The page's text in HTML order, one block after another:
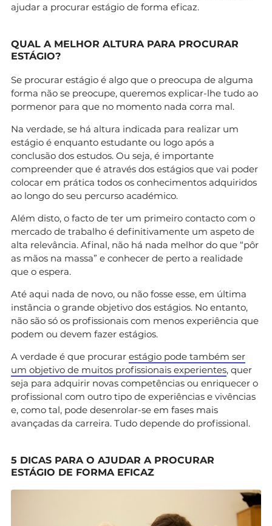
ajudar a procurar estágio de forma eficaz.
QUAL A MELHOR ALTURA PARA PROCURAR
ESTÁGIO?
Se procurar estágio é algo que o preocupa de alguma
forma não se preocupe, queremos explicar-lhe tudo ao
pormenor para que no momento nada corra mal.
Na verdade, se há altura indicada para realizar um
estágio é enquanto estudante ou logo após a
conclusão dos estudos. Ou seja, é importante
compreender que é através dos estágios que vai poder
colocar em prática todos os conhecimentos adquiridos
ao longo do seu percurso académico.
Além disto, o facto de ter um primeiro contacto com o
mercado de trabalho é definitivamente um aspeto de
alta relevância. Afinal, não há nada melhor do que “pôr
as mãos na massa” e conhecer de perto a realidade
que o espera.
Até aqui nada de novo, ou não fosse esse, em última
instância o grande objetivo dos estágios. No entanto,
não são só os profissionais com menos experiência que
podem ou devem fazer estágios.
A verdade é que procurar estágio pode também ser
um objetivo de muitos profissionais experientes, quer
seja para adquirir novas competências ou enriquecer o
profissional com outro tipo de experiências e vivências
e, como tal, pode desenrolar-se em fases mais
avançadas da carreira. Tudo depende do profissional.
5 DICAS PARA O AJUDAR A PROCURAR
ESTÁGIO DE FORMA EFICAZ